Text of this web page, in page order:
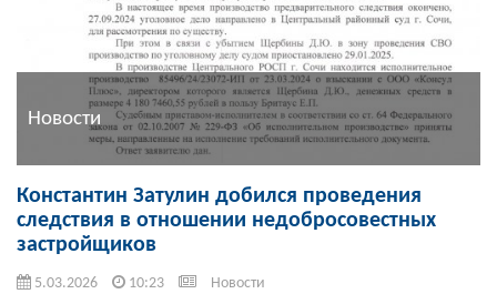
Новости
Константин Затулин добился проведения
следствия в отношении недобросовестных
застройщиков
5.03.2026 10:23 Новости